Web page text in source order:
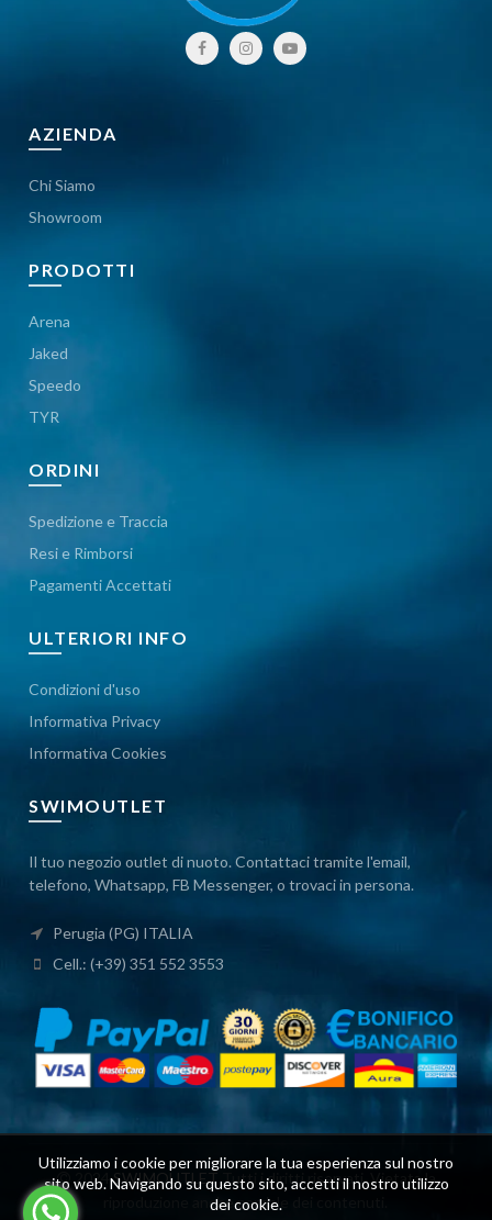
AZIENDA
Chi Siamo
Showroom
PRODOTTI
Arena
Jaked
Speedo
TYR
ORDINI
Spedizione e Traccia
Resi e Rimborsi
Pagamenti Accettati
ULTERIORI INFO
Condizioni d'uso
Informativa Privacy
Informativa Cookies
SWIMOUTLET
Il tuo negozio outlet di nuoto. Contattaci tramite l'email,
telefono, Whatsapp, FB Messenger, o trovaci in persona.
Perugia (PG) ITALIA
Cell.: (+39) 351 552 3553
2024SWIMOUTLETTutti i diritti riservati. Vietata la
riproduzione anche parziale dei contenuti.
Utilizziamo i cookie per migliorare la tua esperienza sul nostro
sito web. Navigando su questo sito, accetti il ​​nostro utilizzo
dei cookie.